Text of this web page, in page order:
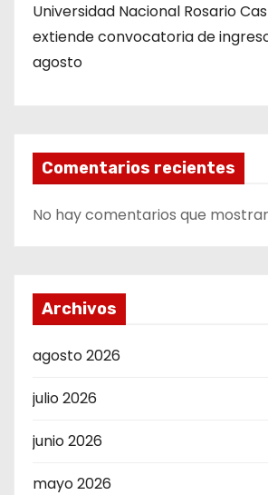
Universidad Nacional Rosario
extiende convocatoria de
agosto
Comentarios recientes
No hay comentarios que
Archivos
agosto 2026
julio 2026
junio 2026
mayo 2026